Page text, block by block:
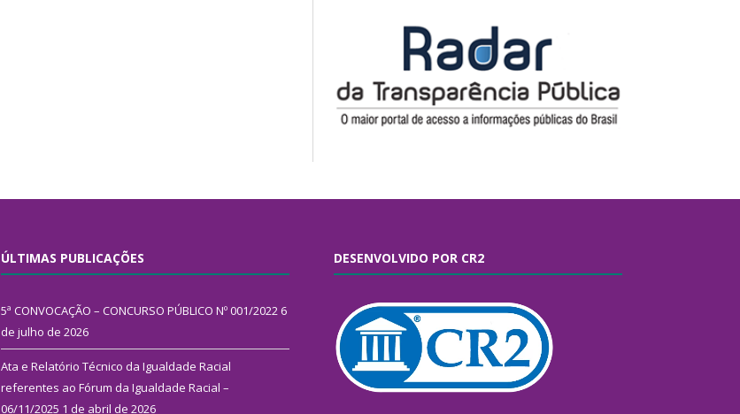
ÚLTIMAS PUBLICAÇÕES
5ª CONVOCAÇÃO – CONCURSO PÚBLICO Nº 001/2022 6
de julho de 2026
Ata e Relatório Técnico da Igualdade Racial
referentes ao Fórum da Igualdade Racial –
06/11/2025 1 de abril de 2026
DESENVOLVIDO POR CR2